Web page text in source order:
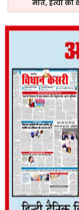
मौत, हत्या का